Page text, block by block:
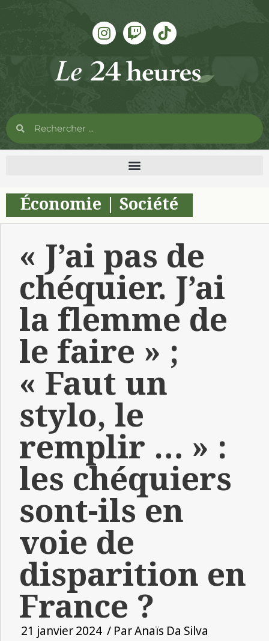
Économie Société
« J’ai pas de
chéquier. J’ai
la flemme de
le faire » ;
« Faut un
stylo, le
remplir … » :
les chéquiers
sont-ils en
voie de
disparition en
France ?
21 janvier 2024 / ParAnaïs Da Silva